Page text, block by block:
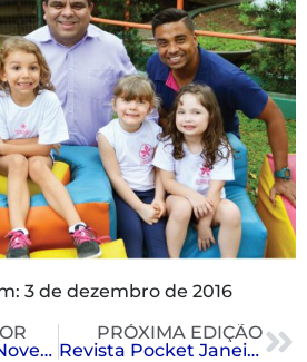
3 de dezembro de 2016
Revista Pocket Novembro 2016
PRÓXIMA EDIÇÃO
Revista Pocket Janeiro 2017